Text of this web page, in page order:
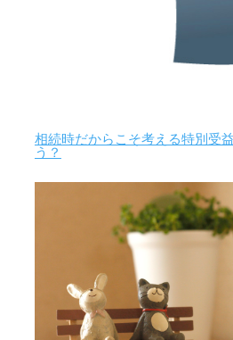
相続時だからこそ考える特別受
う？